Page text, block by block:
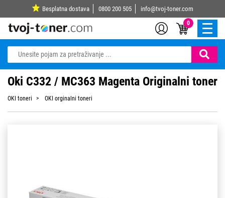
Besplatna dostava 0800 200 505 info@tvoj-toner.com
0
Oki C332 / MC363 Magenta Originalni toner
OKI toneri OKI orginalni toneri